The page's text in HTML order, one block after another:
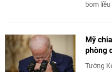
bom
Mỹ
phòng
Tướng